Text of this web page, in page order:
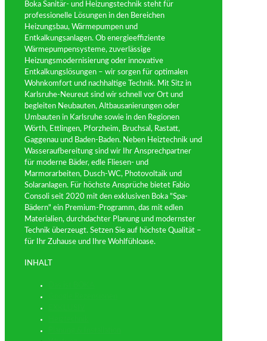
Boka Sanitär- und Heizungstechnik steht für
professionelle Lösungen in den Bereichen
Heizungsbau, Wärmepumpen und
Entkalkungsanlagen. Ob energieeffiziente
Wärmepumpensysteme, zuverlässige
Heizungsmodernisierung oder innovative
Entkalkungslösungen – wir sorgen für optimalen
Wohnkomfort und nachhaltige Technik. Mit Sitz in
Karlsruhe-Neureut sind wir schnell vor Ort und
begleiten Neubauten, Altbausanierungen oder
Umbauten in Karlsruhe sowie in den Regionen
Wörth, Ettlingen, Pforzheim, Bruchsal, Rastatt,
Gaggenau und Baden-Baden. Neben Heiztechnik und
Wasseraufbereitung sind wir Ihr Ansprechpartner
für moderne Bäder, edle Fliesen- und
Marmorarbeiten, Dusch-WC, Photovoltaik und
Solaranlagen. Für höchste Ansprüche bietet Fabio
Consoli seit 2020 mit den exklusiven Boka "Spa-
Bädern" ein Premium-Programm, das mit edlen
Materialien, durchdachter Planung und modernster
Technik überzeugt. Setzen Sie auf höchste Qualität –
für Ihr Zuhause und Ihre Wohlfühloase.
INHALT